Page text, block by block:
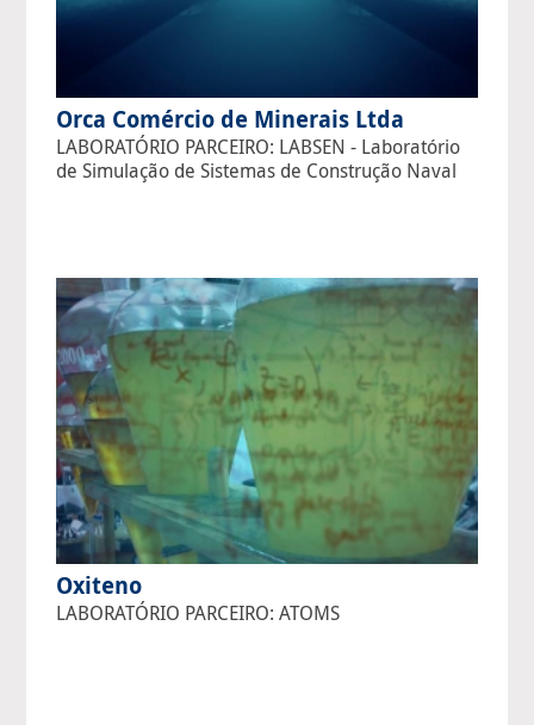
Orca Comércio de Minerais Ltda
LABORATÓRIO PARCEIRO: LABSEN - Laboratório
de Simulação de Sistemas de Construção Naval
Oxiteno
LABORATÓRIO PARCEIRO: ATOMS